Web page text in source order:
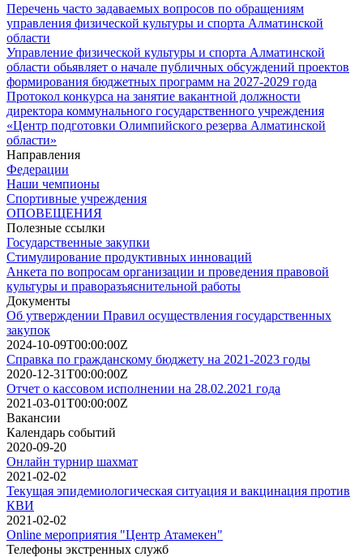
Перечень часто задаваемых вопросов по обращениям
управления физической культуры и спорта Алматинской
области
Управление физической культуры и спорта Алматинской
области обьявляет о начале публичных обсуждений проектов
формирования бюджетных программ на 2027-2029 года
Протокол конкурса на занятие вакантной должности
директора коммунального государственного учреждения
«Центр подготовки Олимпийского резерва Алматинской
области»
Направления
Федерации
Наши чемпионы
Спортивные учреждения
ОПОВЕЩЕНИЯ
Полезные ссылки
Государственные закупки
Стимулирование продуктивных инноваций
Анкета по вопросам организации и проведения правовой
культуры и праворазъяснительной работы
Документы
Об утверждении Правил осуществления государственных
закупок
2024-10-09T00:00:00Z
Справка по гражданскому бюджету на 2021-2023 годы
2020-12-31T00:00:00Z
Отчет о кассовом исполнении на 28.02.2021 года
2021-03-01T00:00:00Z
Вакансии
Календарь событий
2020-09-20
Онлайн турнир шахмат
2021-02-02
Текущая эпидемиологическая ситуация и вакцинация против
КВИ
2021-02-02
Online мероприятия "Центр Атамекен"
Телефоны экстренных служб